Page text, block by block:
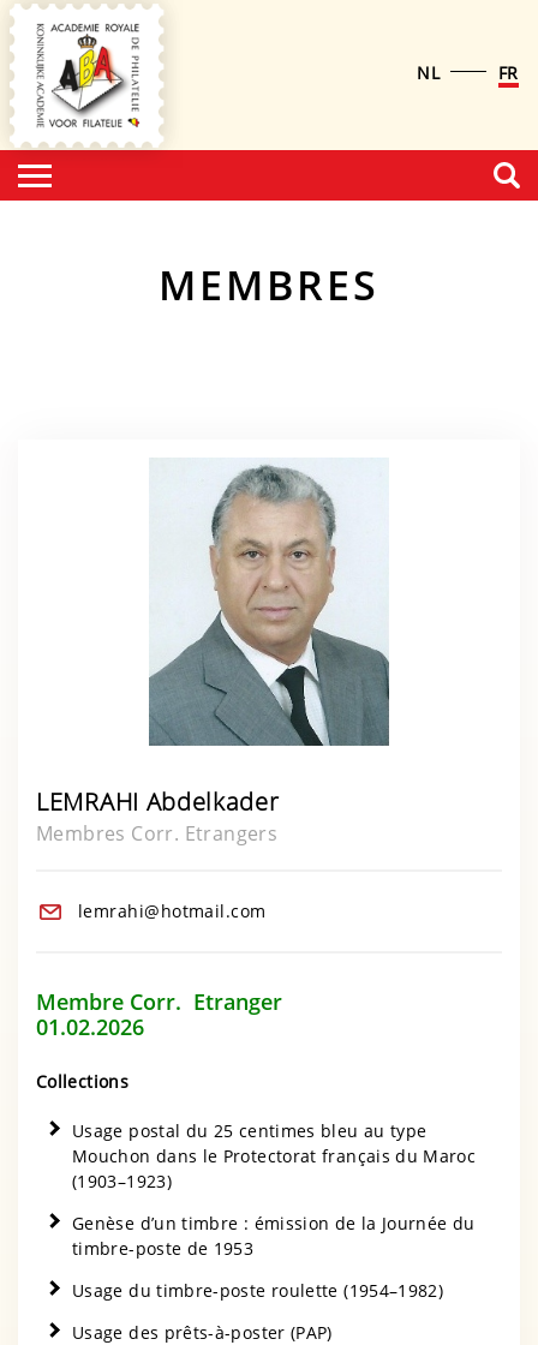
NL FR
MEMBRES
LEMRAHI Abdelkader
Membres Corr. Etrangers
lemrahi@hotmail.com
Membre Corr. Etranger
01.02.2026
Collections
Usage postal du 25 centimes bleu au type
Mouchon dans le Protectorat français du Maroc
(1903–1923)
Genèse d’un timbre : émission de la Journée du
timbre-poste de 1953
Usage du timbre-poste roulette (1954–1982)
Usage des prêts-à-poster (PAP)